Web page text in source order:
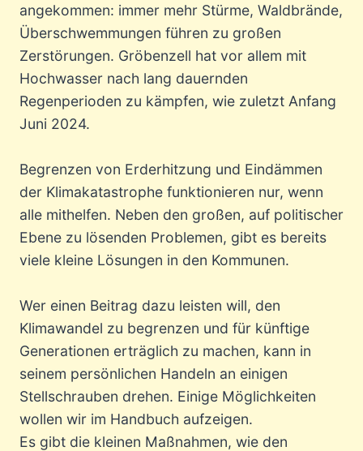
angekommen: immer mehr Stürme, Waldbrände,
Überschwemmungen führen zu großen
Zerstörungen. Gröbenzell hat vor allem mit
Hochwasser nach lang dauernden
Regenperioden zu kämpfen, wie zuletzt Anfang
Juni 2024.
Begrenzen von Erderhitzung und Eindämmen
der Klimakatastrophe funktionieren nur, wenn
alle mithelfen. Neben den großen, auf politischer
Ebene zu lösenden Problemen, gibt es bereits
viele kleine Lösungen in den Kommunen.
Wer einen Beitrag dazu leisten will, den
Klimawandel zu begrenzen und für künftige
Generationen erträglich zu machen, kann in
seinem persönlichen Handeln an einigen
Stellschrauben drehen. Einige Möglichkeiten
wollen wir im Handbuch aufzeigen.
Es gibt die kleinen Maßnahmen, wie den